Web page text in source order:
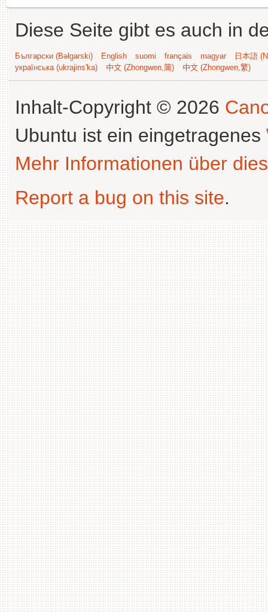
Diese Seite gibt es auch in
Български (Bəlgarski) English suomi français magyar
日本語
українська (ukrajins'ka)
中文 (Zhongwen,简) 中文 (Zhongwen,繁)
Inhalt-Copyright © 2026
Ubuntu ist ein eingetragenes
Mehr Informationen über
Report a bug on this site.